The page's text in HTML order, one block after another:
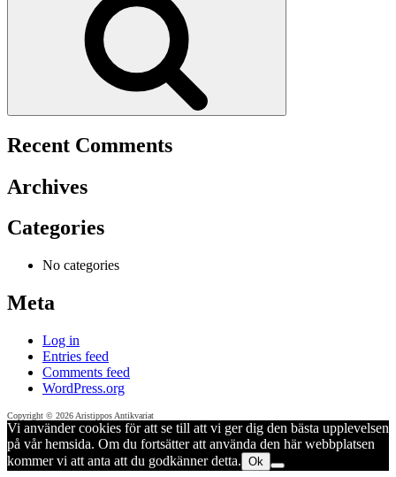
Recent Comments
Archives
Categories
No categories
Meta
Log in
Entries feed
Comments feed
WordPress.org
Copyright © 2026 Aristippos Antikvariat
Vi använder cookies för att se till att vi ger dig den bästa upplevelsen
på vår hemsida. Om du fortsätter att använda den här webbplatsen
kommer vi att anta att du godkänner detta. Ok